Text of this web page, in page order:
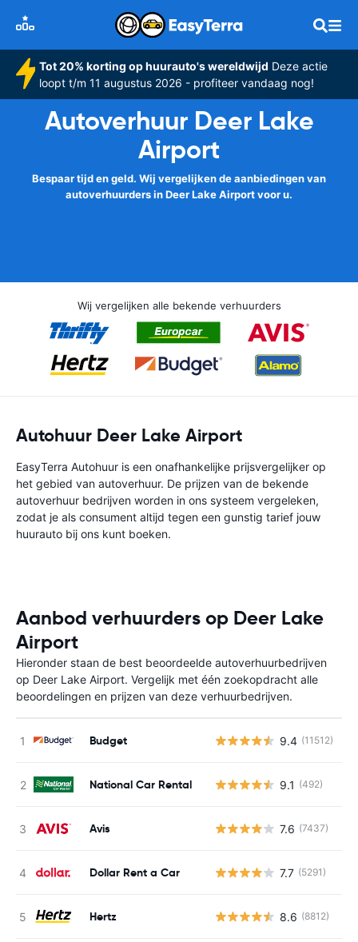
Tot 20% korting op huurauto's wereldwijd Deze actie
loopt t/m 11 augustus 2026 - profiteer vandaag nog!
Autoverhuur Deer Lake
Airport
Bespaar tijd en geld. Wij vergelijken de aanbiedingen van
autoverhuurders in Deer Lake Airport voor u.
Wij vergelijken alle bekende verhuurders
Autohuur Deer Lake Airport
EasyTerra Autohuur is een onafhankelijke prijsvergelijker op
het gebied van autoverhuur. De prijzen van de bekende
autoverhuur bedrijven worden in ons systeem vergeleken,
zodat je als consument altijd tegen een gunstig tarief jouw
huurauto bij ons kunt boeken.
Aanbod verhuurders op Deer Lake
Airport
Hieronder staan de best beoordeelde autoverhuurbedrijven
op Deer Lake Airport. Vergelijk met één zoekopdracht alle
beoordelingen en prijzen van deze verhuurbedrijven.
Budget 9.4 (11512)
National Car Rental 9.1 (492)
Avis 7.6 (7437)
Dollar Rent a Car 7.7 (5291)
Hertz 8.6 (8812)